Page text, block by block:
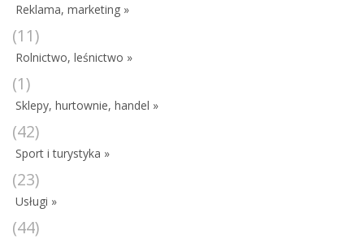
Reklama, marketing »
(11)
Rolnictwo, leśnictwo »
(1)
Sklepy, hurtownie, handel »
(42)
Sport i turystyka »
(23)
Usługi »
(44)